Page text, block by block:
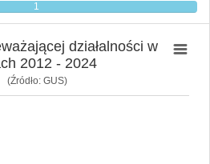
1
działalności w
2012 - 2024
(Źródło: GUS)